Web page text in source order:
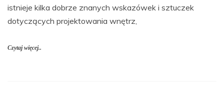
istnieje kilka dobrze znanych wskazówek i sztuczek
dotyczących projektowania wnętrz,
Czytaj więcej..